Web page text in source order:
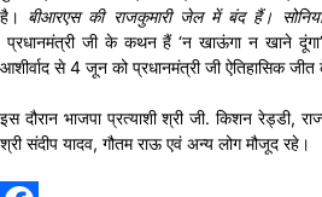
है। बीआरएस की राजकुमारी जेल में बंद हैं।
प्रधानमंत्री जी के कथन हैं ‘न खाऊंगा न खाने
आशीर्वाद से 4 जून को प्रधानमंत्री जी ऐतिहासिक
इस दौरान भाजपा प्रत्याशी श्री जी. किशन रेड्डी,
श्री संदीप यादव, गौतम राऊ एवं अन्य लोग मौजूद रहे।